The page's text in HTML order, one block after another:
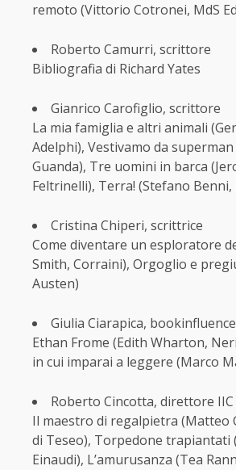
remoto (Vittorio Cotronei, MdS
Roberto Camurri, scrittore
Bibliografia di Richard Yates
Gianrico Carofiglio, scrittore
La mia famiglia e altri animali
Adelphi), Vestivamo da
Guanda), Tre uomini in barca
Feltrinelli), Terra! (Stefano
Cristina Chiperi, scrittrice
Come diventare un esploratore
Smith, Corraini), Orgoglio e
Austen)
Giulia Ciarapica,
Ethan Frome (Edith Wharton,
in cui imparai a leggere (Marco
Roberto Cincotta, direttore IIC
Il maestro di regalpietra (Matteo
di Teseo), Torpedone trapiantati
Einaudi), L’amurusanza (Tea